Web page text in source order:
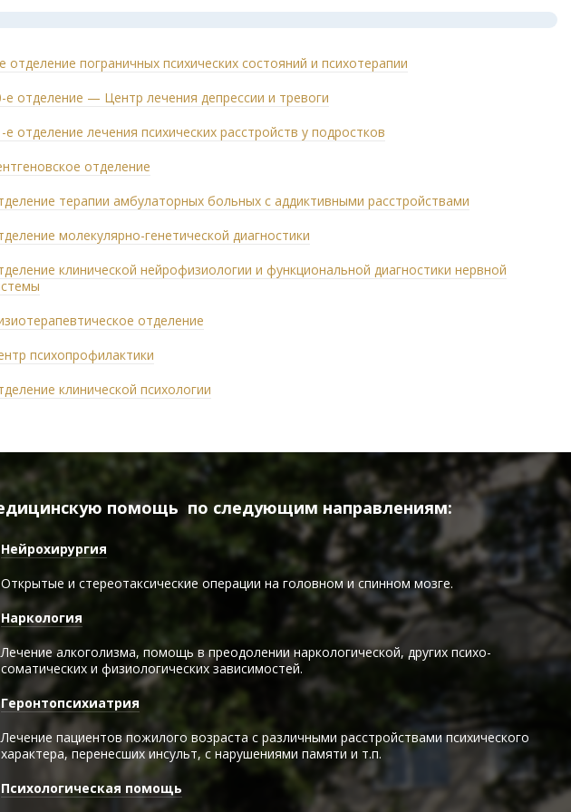
отделение пограничных психических состояний и психотерапии
е отделение — Центр лечения депрессии и тревоги
е отделение лечения психических расстройств у подростков
отделение
терапии амбулаторных больных с аддиктивными расстройствами
молекулярно-генетической диагностики
клинической нейрофизиологии и функциональной диагностики нервной
отделение
психопрофилактики
клинической психологии
помощь по следующим направлениям:
Нейрохирургия
Открытые и стереотаксические операции на головном и спинном мозге.
Наркология
Лечение алкоголизма, помощь в преодолении наркологической, других психо-
соматических и физиологических зависимостей.
Геронтопсихиатрия
Лечение пациентов пожилого возраста с различными расстройствами психического
характера, перенесших инсульт, с нарушениями памяти и т.п.
Психологическая помощь